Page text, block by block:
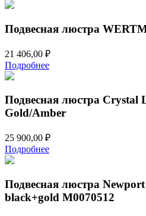
Подвесная люстра
21 406,00 ₽
Подробнее
Подвесная люстра Crystal
Gold/Amber
25 900,00 ₽
Подробнее
Подвесная люстра
black+gold М0070512